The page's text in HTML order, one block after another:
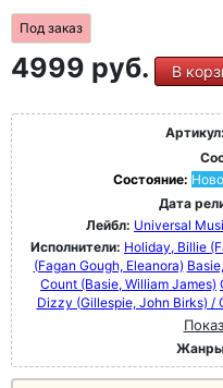
Под заказ
4999 руб. В
Артикул:
Состояние:
Дата
Лейбл: Universal
Исполнители: Holiday, Billie
(Fagan Gough, Eleanora)
Count (Basie, William James)
Dizzy (Gillespie, John Birks) /